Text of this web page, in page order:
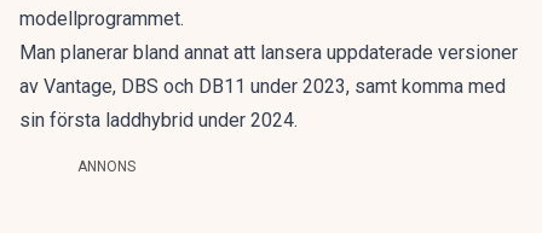
modellprogrammet.
Man planerar bland annat att lansera uppdaterade versioner
av Vantage, DBS och DB11 under 2023, samt komma med
sin första laddhybrid under 2024.
ANNONS